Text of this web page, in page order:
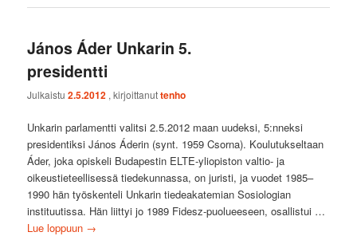
János Áder Unkarin 5.
presidentti
Julkaistu2.5.2012 , kirjoittanuttenho
Unkarin parlamentti valitsi 2.5.2012 maan uudeksi, 5:nneksi
presidentiksi János Áderin (synt. 1959 Csorna). Koulutukseltaan
Áder, joka opiskeli Budapestin ELTE-yliopiston valtio- ja
oikeustieteellisessä tiedekunnassa, on juristi, ja vuodet 1985–
1990 hän työskenteli Unkarin tiedeakatemian Sosiologian
instituutissa. Hän liittyi jo 1989 Fidesz-puolueeseen, osallistui …
Lue loppuun →